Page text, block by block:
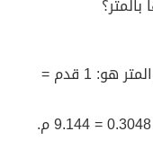
معامل التحويل بين وحدتي القدم والمتر هو: 1 قدم =